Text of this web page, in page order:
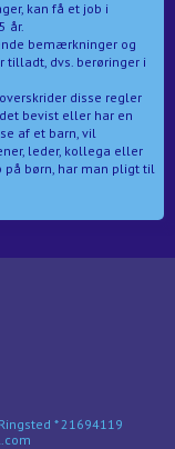
kan få et job i
år.
bemærkninger og
dvs. berøringer i
disse regler
bevist eller har en
af et barn, vil
leder, kollega eller
børn, har man pligt til
* 21694119